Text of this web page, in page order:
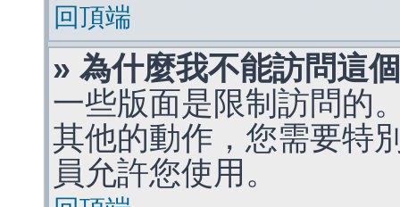
回頂端
» 為什麼我不能訪問這
一些版面是限制訪問的
其他的動作，您需要特
員允許您使用。